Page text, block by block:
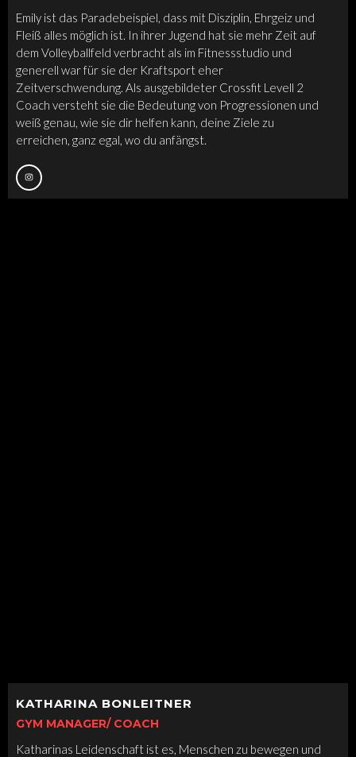
Emily ist das Paradebeispiel, dass mit Disziplin, Ehrgeiz und
Fleiß alles möglich ist. In ihrer Jugend hat sie mehr Zeit auf
dem Volleyballfeld verbracht als im Fitnessstudio und
generell war für sie der Kraftsport eher
Zeitverschwendung. Als ausgebildeter Crossfit Levell 2
Coach versteht sie die Bedeutung von Progressionen und
weiß genau, wie sie dir helfen kann, deine Ziele zu
erreichen, ganz egal, wo du anfängst.
KATHARINA BONLEITNER
GYM MANAGER/ COACH
Katharinas Leidenschaft ist es, Menschen zu bewegen und